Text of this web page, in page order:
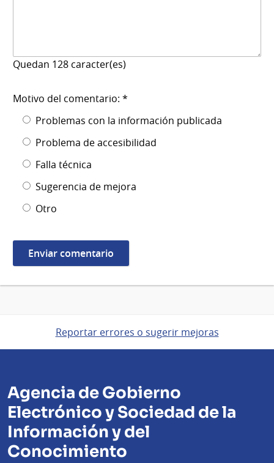
Quedan 128 caracter(es)
Motivo del comentario: *
Problemas con la información publicada
Problema de accesibilidad
Falla técnica
Sugerencia de mejora
Otro
Reportar errores o sugerir mejoras
Agencia de Gobierno
Electrónico y Sociedad de la
Información y del
Conocimiento